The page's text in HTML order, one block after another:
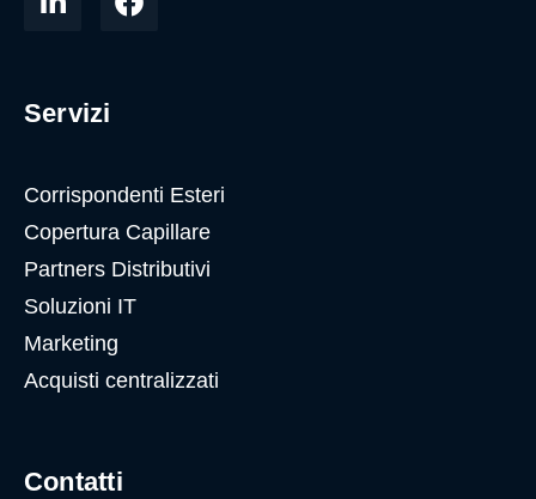
Servizi
Corrispondenti Esteri
Copertura Capillare
Partners Distributivi
Soluzioni IT
Marketing
Acquisti centralizzati
Contatti